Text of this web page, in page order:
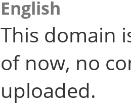
English
This domain
of now, no
uploaded.